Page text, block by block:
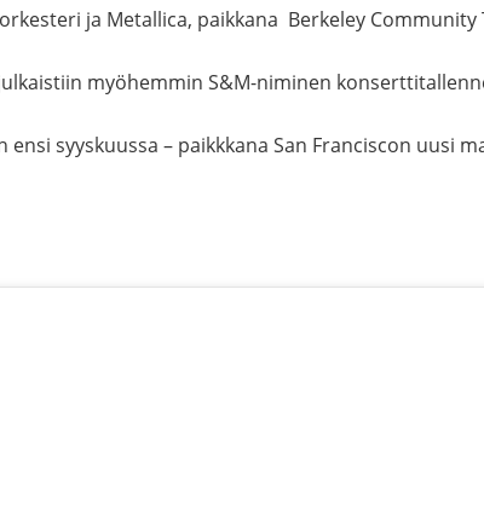
ja Metallica, paikkana Berkeley Community
myöhemmin S&M-niminen
ensi syyskuussa – paikkkana San Franciscon uusi